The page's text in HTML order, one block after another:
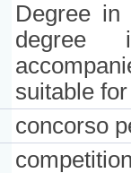
Degree in
degree
suitable
concorso